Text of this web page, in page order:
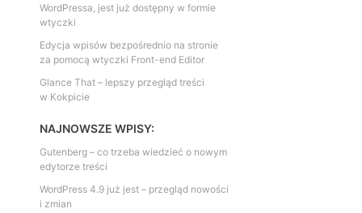
WordPressa, jest już dostępny w formie
wtyczki
Edycja wpisów bezpośrednio na stronie
za pomocą wtyczki Front-end Editor
Glance That – lepszy przegląd treści
w Kokpicie
NAJNOWSZE WPISY:
Gutenberg – co trzeba wiedzieć o nowym
edytorze treści
WordPress 4.9 już jest – przegląd nowości
i zmian